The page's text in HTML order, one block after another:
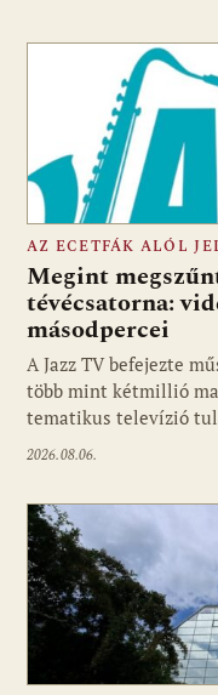
Fotó: media1.hu
AZ ECETFÁK ALÓL
Megint
tévécsatorna:
másodpercei
A Jazz TV befejezte
több mint kétmillió
tematikus televízió
2026.08.06.